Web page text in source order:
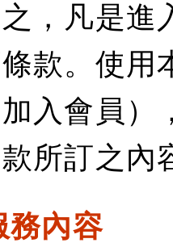
，凡是進
款。使用
入會員）
所訂之內
務內容